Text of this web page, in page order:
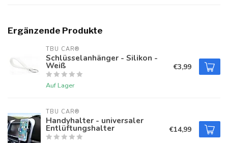
Ergänzende Produkte
TBU CAR®
Schlüsselanhänger - Silikon -
Weiß
Auf Lager
€3,99
TBU CAR®
Handyhalter - universaler
Entlüftungshalter €14,99